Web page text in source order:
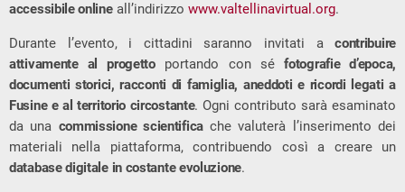
accessibile onlineall’indirizzo www.valtellinavirtual.org.
Durante l’evento, i cittadini saranno invitati acontribuire
attivamente al progettoportando con séfotografie d’epoca,
documenti storici, racconti di famiglia, aneddoti e ricordi legati a
Fusine e al territorio circostante. Ogni contributo sarà esaminato
da una commissione scientificache valuterà l’inserimento dei
materiali nella piattaforma, contribuendo così a creare un
database digitale in costante evoluzione.